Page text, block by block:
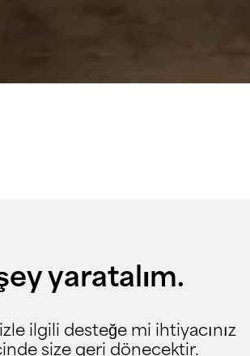
yaratalım.
ilgili desteğe mi ihtiyacınız
size geri dönecektir.